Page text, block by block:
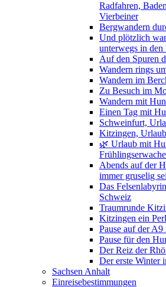
Radfahren,
Vierbeiner
Bergwandern
Und plötzlich
unterwegs in den
Auf den Spuren
Wandern rings
Wandern im
Zu Besuch im
Wandern mit
Einen Tag mit
Schweinfurt,
Kitzingen,
🌿 Urlaub mit
Abends auf der
immer gruselig
Das
Schweiz
Traumrunde
Kitzingen ein
Pause auf der
Pause für den
Der Reiz der
Der erste Winter
Sachsen Anhalt
Einreisebestimmungen